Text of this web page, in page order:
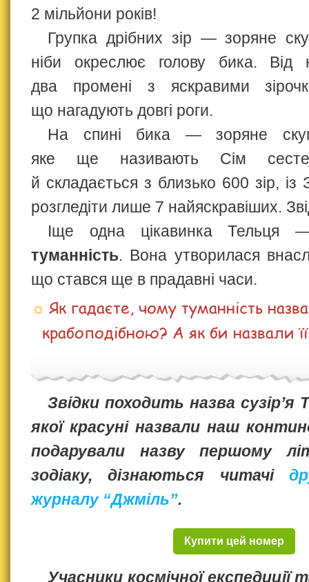
2 мільйони років!
Групка дрібних зір — зоряне
ніби окреслює голову бика. Від
два промені з яскравими
що нагадують довгі роги.
На спині бика — зоряне
яке ще називають Сім
й складається з близько 600 зір,
розгледіти лише 7 найяскравіших.
Іще одна цікавинка
туманність. Вона утворилася
що стався ще в прадавні часи.
Як гадаєте, чому туманність
крабоподібною? А як би назвали
Звідки походить назва сузір’я
якої красуні назвали наш
подарували назву першому
зодіаку, дізнаються читачі
журналу “Джміль”.
Купити цей номер
Учасники космічної експедиції